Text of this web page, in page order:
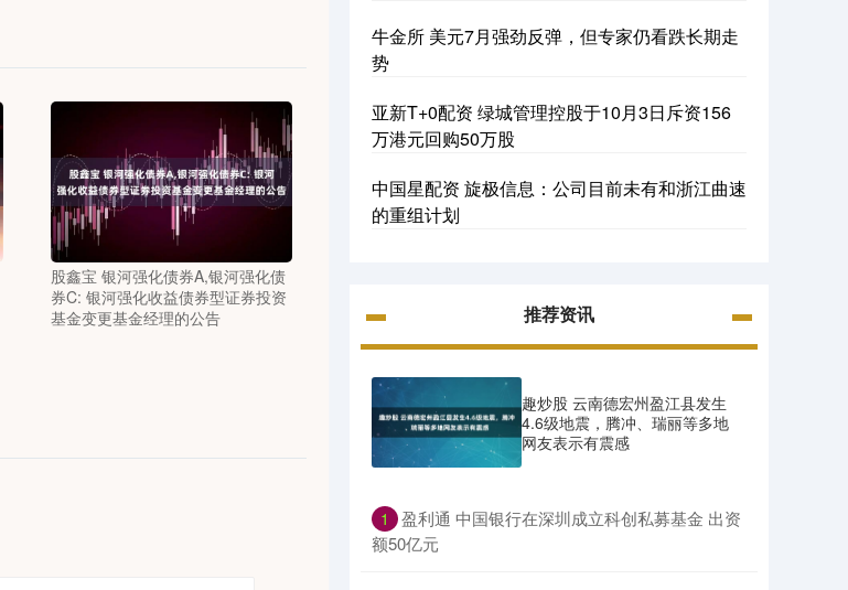
股鑫宝 银河强化债券A,银河强化债
券C: 银河强化收益债券型证券投资
基金变更基金经理的公告
牛金所 美元7月强劲反弹，但专家仍看跌长期走
势
亚新T+0配资 绿城管理控股于10月3日斥资156
万港元回购50万股
中国星配资 旋极信息：公司目前未有和浙江曲速
的重组计划
推荐资讯
趣炒股 云南德宏州盈江县发生
4.6级地震，腾冲、瑞丽等多地
网友表示有震感
1
​盈利通 中国银行在深圳成立科创私募基金 出资
额50亿元